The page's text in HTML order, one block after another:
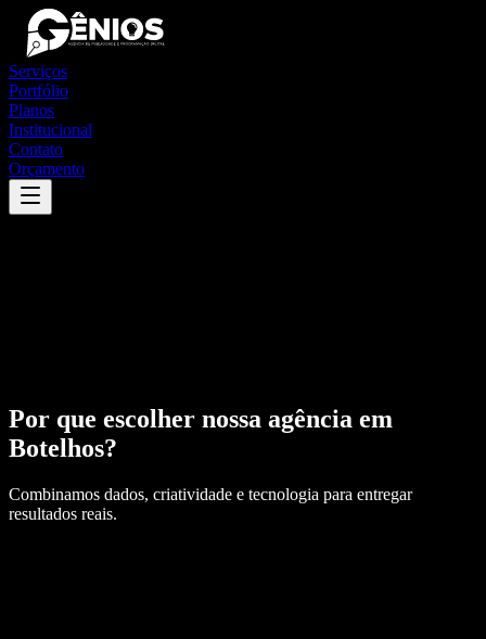
Serviços
Portfólio
Planos
Institucional
Contato
Orçamento
Por que escolher nossa agência em
Botelhos?
Combinamos dados, criatividade e tecnologia para entregar
resultados reais.